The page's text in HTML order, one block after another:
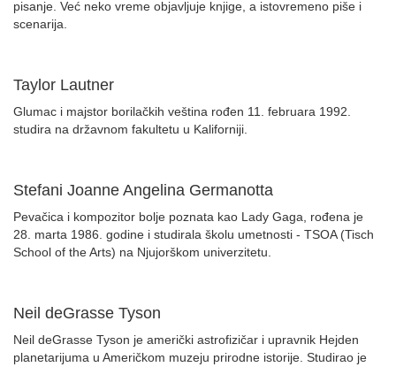
pisanje. Već neko vreme objavljuje knjige, a istovremeno piše i
scenarija.
Taylor Lautner
Glumac i majstor borilačkih veština rođen 11. februara 1992.
studira na državnom fakultetu u Kaliforniji.
Stefani Joanne Angelina Germanotta
Pevačica i kompozitor bolje poznata kao Lady Gaga, rođena je
28. marta 1986. godine i studirala školu umetnosti - TSOA (Tisch
School of the Arts) na Njujorškom univerzitetu.
Neil deGrasse Tyson
Neil deGrasse Tyson je američki astrofizičar i upravnik Hejden
planetarijuma u Američkom muzeju prirodne istorije. Studirao je